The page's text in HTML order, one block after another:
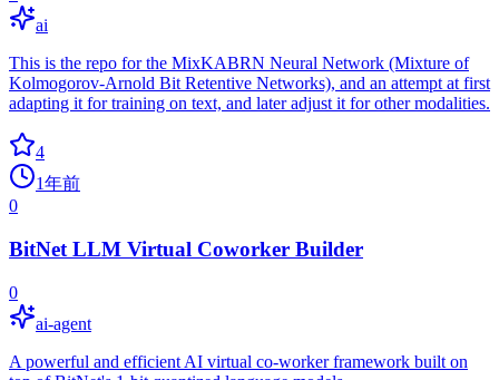
ai
This is the repo for the MixKABRN Neural Network (Mixture of
Kolmogorov-Arnold Bit Retentive Networks), and an attempt at first
adapting it for training on text, and later adjust it for other modalities.
4
1年前
0
BitNet LLM Virtual Coworker Builder
0
ai-agent
A powerful and efficient AI virtual co-worker framework built on